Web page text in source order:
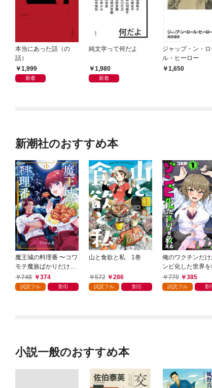
本当にあった話（の
話）
1,999
新着
純文学って何だよ
1,980
新着
ジャップ・ン・ロ
ル・ヒーロー
1,650
新潮社のおすすめ本
魔王城の料理番 〜コワ
モテ魔族ばかりだけ
ど、ホワイトな職場で
す〜 1巻
748 374
試読フル 割引
山と食欲と私 1巻
572 286
試読フル 割引
俺のワクチンだ
ンビ化した世界を
る 1巻
770 385
試読フル 割
小説一般のおすすめ本